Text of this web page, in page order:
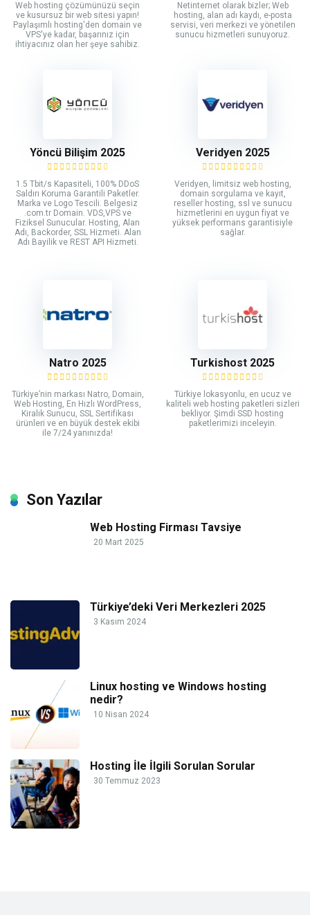
Web hosting çözümünüzü seçin
ve kusursuz bir web sitesi yapın!
Paylaşımlı hosting'den domain ve
VPS'ye kadar, başarınız için
ihtiyacınız olan her şeye sahibiz.
Netinternet olarak bizler; Web
hosting, alan adı kaydı, e-posta
servisi, veri merkezi ve yönetilen
sunucu hizmetleri sunuyoruz.
Yöncü Bilişim 2025
1.5 Tbit/s Kapasiteli, 100% DDoS
Saldırı Koruma Garantili Paketler.
Marka ve Logo Tescili. Belgesiz
.com.tr Domain. VDS,VPS ve
Fiziksel Sunucular. Hosting, Alan
Adı, Backorder, SSL Hizmeti. Alan
Adı Bayilik ve REST API Hizmeti.
Veridyen 2025
Veridyen, limitsiz web hosting,
domain sorgulama ve kayıt,
reseller hosting, ssl ve sunucu
hizmetlerini en uygun fiyat ve
yüksek performans garantisiyle
sağlar.
Natro 2025
Türkiye’nin markası Natro, Domain,
Web Hosting, En Hızlı WordPress,
Kiralık Sunucu, SSL Sertifikası
ürünleri ve en büyük destek ekibi
ile 7/24 yanınızda!
Turkishost 2025
Türkiye lokasyonlu, en ucuz ve
kaliteli web hosting paketleri sizleri
bekliyor. Şimdi SSD hosting
paketlerimizi inceleyin.
Son Yazılar
Web Hosting Firması Tavsiye
20 Mart 2025
Türkiye’deki Veri Merkezleri 2025
3 Kasım 2024
Linux hosting ve Windows hosting
nedir?
10 Nisan 2024
Hosting İle İlgili Sorulan Sorular
30 Temmuz 2023